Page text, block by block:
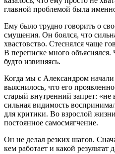
главной проблемой была
Ему было трудно говорить о
смущения. Он боялся, что
хвастовство. Стеснялся чаще
В переписке много
будто извиняясь.
Когда мы с Александром начали
выяснилось, что его
старый внутренний запрет:
сильная видимость
для критики. Во взрослой
постоянное самосмягчение.
Он не делал резких шагов.
кем работает и какой